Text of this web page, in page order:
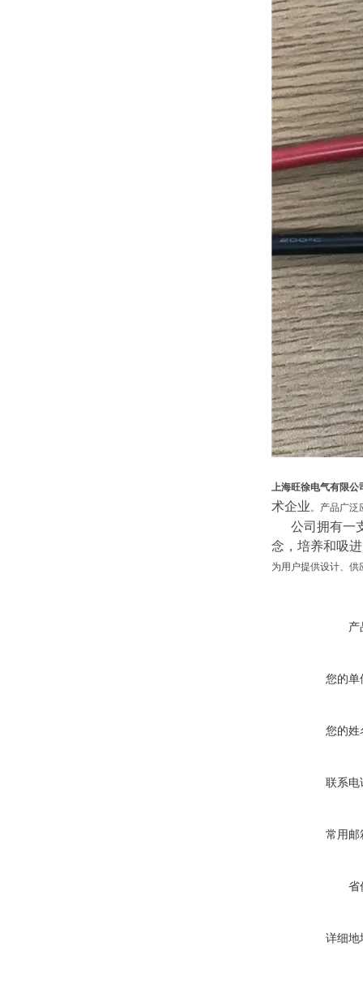
上海旺徐电气有限公
术企业 。产品广
公司拥有一支
念，培养和吸
为用户提供设计、
产
您的单
您的姓
联系电
常用邮
省
详细地